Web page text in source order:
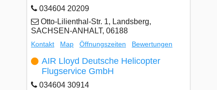
034604 20209
Otto-Lilienthal-Str. 1, Landsberg,
SACHSEN-ANHALT, 06188
Kontakt Map Öffnungszeiten Bewertungen
AIR Lloyd Deutsche Helicopter
Flugservice GmbH
034604 30914